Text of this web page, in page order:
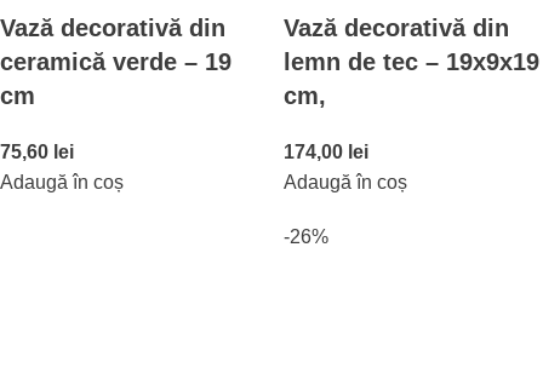
Vază decorativă din
ceramică verde – 19
cm
75,60 lei
Adaugă în coș
Vază decorativă din
lemn de tec – 19x9x19
cm,
174,00 lei
Adaugă în coș
-26%